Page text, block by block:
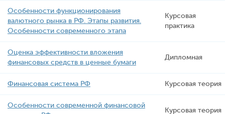
Особенности функционирования
валютного рынка в РФ. Этапы развития.
Особенности современного этапа
Курсовая
практика
Oценка эффективности вложения
финансовых средств в ценные бумаги
Дипломная
Финансовая система РФ Курсовая теория
Особенности современной финансовой
Курсовая теория